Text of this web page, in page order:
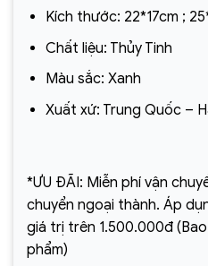
Kích thước: 22*17cm ;
Chất liệu: Thủy Tinh
Màu sắc: Xanh
Xuất xứ: Trung Quốc –
*ƯU ĐÃI: Miễn phí vận
chuyển ngoại thành. Áp
giá trị trên 1.500.000đ
phẩm)